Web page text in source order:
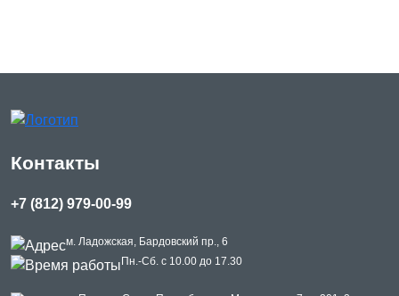
Контакты
+7 (812) 979-00-99
м. Ладожская, Бардовский пр., 6
Пн.-Сб. с 10.00 до 17.30